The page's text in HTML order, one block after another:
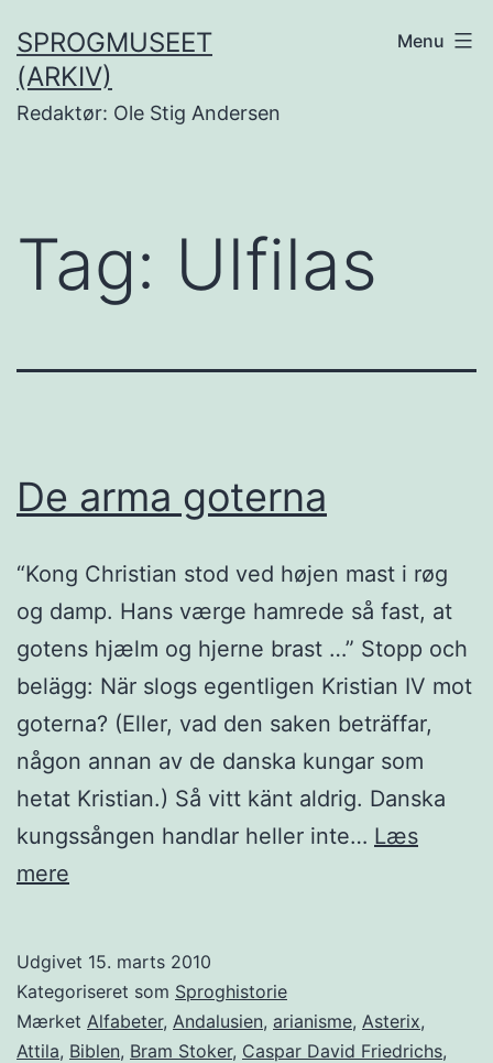
til
indhold
SPROGMUSEET
(ARKIV)
Redaktør: Ole Stig Andersen
Menu
Tag: Ulfilas
De arma goterna
“Kong Christian stod ved højen mast i røg
og damp. Hans værge hamrede så fast, at
gotens hjælm og hjerne brast …” Stopp och
belägg: När slogs egentligen Kristian IV mot
goterna? (Eller, vad den saken beträffar,
någon annan av de danska kungar som
hetat Kristian.) Så vitt känt aldrig. Danska
kungssången handlar heller inte… Læs
mere
Udgivet 15. marts 2010
Kategoriseret som Sproghistorie
Mærket Alfabeter, Andalusien, arianisme, Asterix,
Attila, Biblen, Bram Stoker, Caspar David Friedrichs,